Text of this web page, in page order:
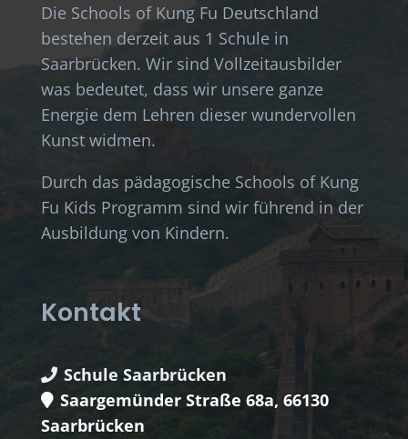
Die Schools of Kung Fu Deutschland
bestehen derzeit aus 1 Schule in
Saarbrücken. Wir sind Vollzeitausbilder
was bedeutet, dass wir unsere ganze
Energie dem Lehren dieser wundervollen
Kunst widmen.
Durch das pädagogische Schools of Kung
Fu Kids Programm sind wir führend in der
Ausbildung von Kindern.
Kontakt
Schule Saarbrücken
Saargemünder Straße 68a, 66130
Saarbrücken